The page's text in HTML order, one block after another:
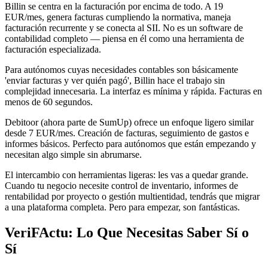
Billin se centra en la facturación por encima de todo. A 19
EUR/mes, genera facturas cumpliendo la normativa, maneja
facturación recurrente y se conecta al SII. No es un software de
contabilidad completo — piensa en él como una herramienta de
facturación especializada.
Para autónomos cuyas necesidades contables son básicamente
'enviar facturas y ver quién pagó', Billin hace el trabajo sin
complejidad innecesaria. La interfaz es mínima y rápida. Facturas en
menos de 60 segundos.
Debitoor (ahora parte de SumUp) ofrece un enfoque ligero similar
desde 7 EUR/mes. Creación de facturas, seguimiento de gastos e
informes básicos. Perfecto para autónomos que están empezando y
necesitan algo simple sin abrumarse.
El intercambio con herramientas ligeras: les vas a quedar grande.
Cuando tu negocio necesite control de inventario, informes de
rentabilidad por proyecto o gestión multientidad, tendrás que migrar
a una plataforma completa. Pero para empezar, son fantásticas.
VeriFActu: Lo Que Necesitas Saber Sí o
Sí